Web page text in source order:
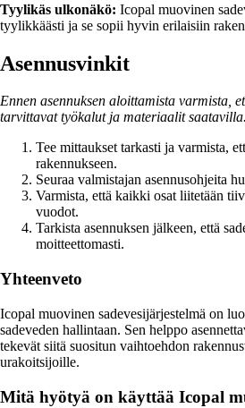
Tyylikäs ulkonäkö: Icopal muovinen
tyylikkäästi ja se sopii hyvin erilaisiin
Asennusvinkit
Ennen asennuksen aloittamista varmista,
tarvittavat työkalut ja materiaalit saatavilla.
Tee mittaukset tarkasti ja varmista,
rakennukseen.
Seuraa valmistajan asennusohjeita
Varmista, että kaikki osat liitetään
vuodot.
Tarkista asennuksen jälkeen, että
moitteettomasti.
Yhteenveto
Icopal muovinen sadevesijärjestelmä on
sadeveden hallintaan. Sen helppo
tekevät siitä suositun vaihtoehdon
urakoitsijoille.
Mitä hyötyä on käyttää Icopal